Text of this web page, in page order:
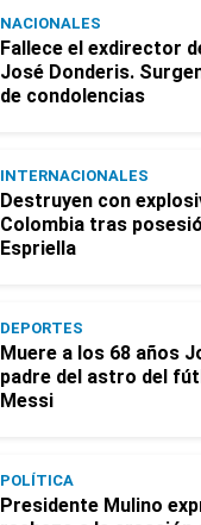
NACIONALES
Fallece el exdirector
José Donderis.
de condolencias
INTERNACIONALES
Destruyen con
Colombia tras
Espriella
DEPORTES
Muere a los 68 años
padre del astro del
Messi
POLÍTICA
Presidente Mulino